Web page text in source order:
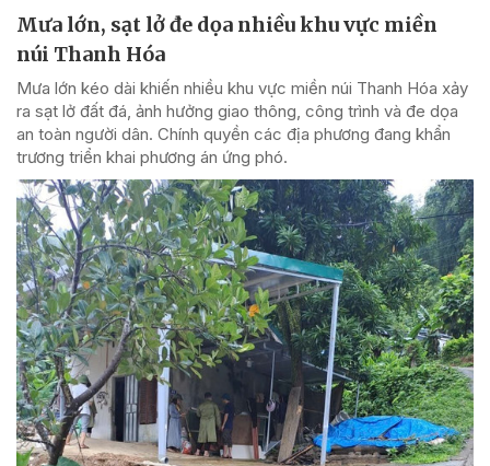
Mưa lớn, sạt lở đe dọa nhiều khu vực miền
núi Thanh Hóa
Mưa lớn kéo dài khiến nhiều khu vực miền núi Thanh Hóa xảy
ra sạt lở đất đá, ảnh hưởng giao thông, công trình và đe dọa
an toàn người dân. Chính quyền các địa phương đang khẩn
trương triển khai phương án ứng phó.